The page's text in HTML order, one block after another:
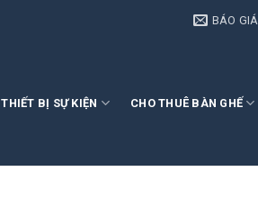
BÁO GIÁ
THIẾT BỊ SỰ KIỆN CHO THUÊ BÀN GHẾ